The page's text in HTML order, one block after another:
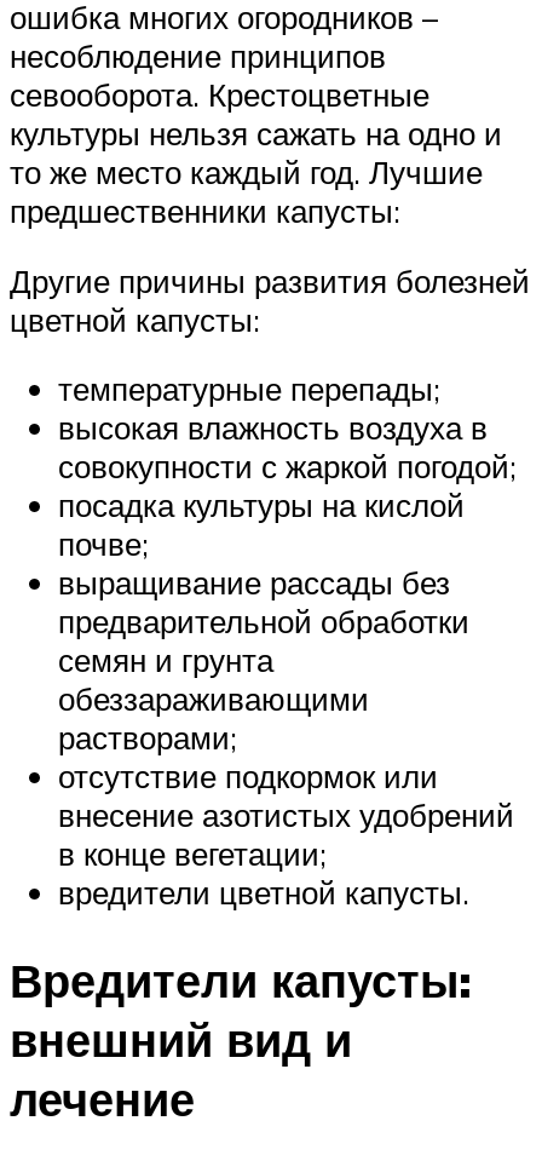
ошибка многих огородников –
несоблюдение принципов
севооборота. Крестоцветные
культуры нельзя сажать на одно и
то же место каждый год. Лучшие
предшественники капусты:
Другие причины развития болезней
цветной капусты:
температурные перепады;
высокая влажность воздуха в
совокупности с жаркой погодой;
посадка культуры на кислой
почве;
выращивание рассады без
предварительной обработки
семян и грунта
обеззараживающими
растворами;
отсутствие подкормок или
внесение азотистых удобрений
в конце вегетации;
вредители цветной капусты.
Вредители капусты:
внешний вид и
лечение